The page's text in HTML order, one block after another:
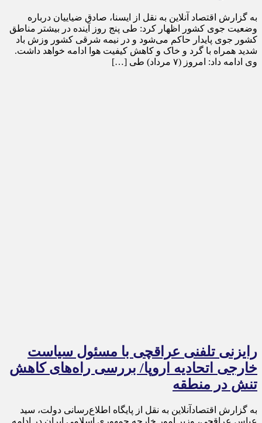
به گزارش اقتصاد آنلاین به نقل از ایسنا، صادق ضیاییان درباره
وضعیت جوی کشور اظهار کرد: طی پنج روز آینده در بیشتر مناطق
کشور جوی پایدار حاکم می‌شود و در نیمه شرقی کشور وزش باد
شدید همراه با گرد و خاک و کاهش کیفیت هوا ادامه خواهد داشت.
وی ادامه داد: امروز (۷ مرداد) طی […]
رایزنی تلفنی عراقچی با مسئول سیاست
خارجی اتحادیه اروپا/ بررسی راه‌های کاهش
تنش در منطقه
به گزارش اقتصادآنلاین به نقل از پایگاه اطلاع‌رسانی دولت، سید
عباس عراقچی، وزیر امور خارجه جمهوری اسلامی ایران در ادامه